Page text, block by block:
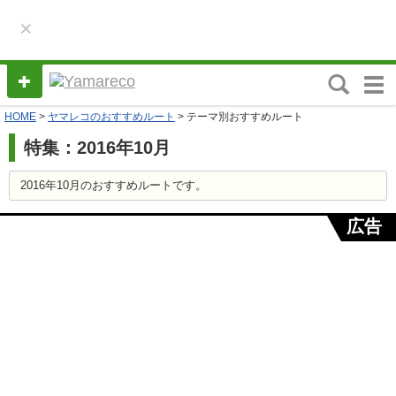
×
M
e
HOME > ヤマレコのおすすめルート > テーマ別おすすめルート
特集：2016年10月
2016年10月のおすすめルートです。
広告